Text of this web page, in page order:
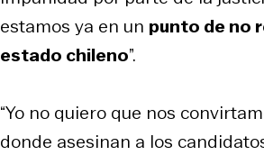
estamos ya en un punto de no
estado chileno”.
“Yo no quiero que nos
donde asesinan a los